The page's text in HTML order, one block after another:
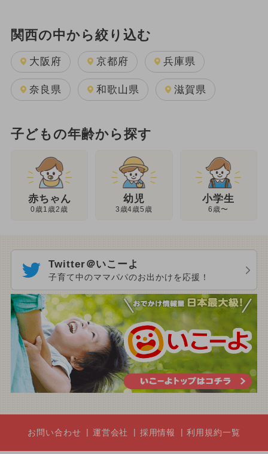
関西の中から絞り込む
大阪府 京都府 兵庫県
奈良県 和歌山県 滋賀県
子どもの年齢から探す
赤ちゃん
0歳1歳2歳
幼児
3歳4歳5歳
小学生
6歳〜
Twitter＠いこーよ
子育て中のママパパのお出かけを応援！
お問い合わせ 運営会社 採用情報 利用規約一覧